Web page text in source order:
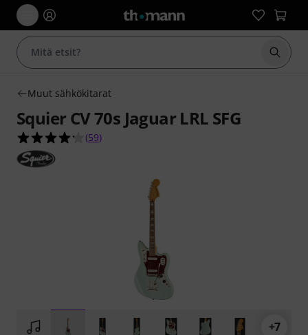
Aloita
Muut sähkökitarat
Squier CV 70s Jaguar LRL SFG
4.2 tähteä viidestä yhteensä 59
(59)
+7